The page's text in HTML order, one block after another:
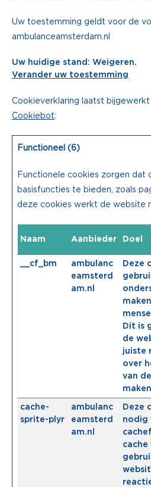
Uw toestemming geldt voor de
ambulanceamsterdam.nl
Uw huidige stand: Weigeren.
Verander uw toestemming
Cookieverklaring laatst
Cookiebot:
Functioneel (6)
Functionele cookies zorgen
basisfuncties te bieden, zoals
deze cookies werkt de website
Naam Aanbieder Doel
__cf_bm
ambulanc
eamsterd
am.nl
Deze
Dit is
de
juiste
over
van
cache-
sprite-plyr
ambulanc
eamsterd
am.nl
Deze
nodig